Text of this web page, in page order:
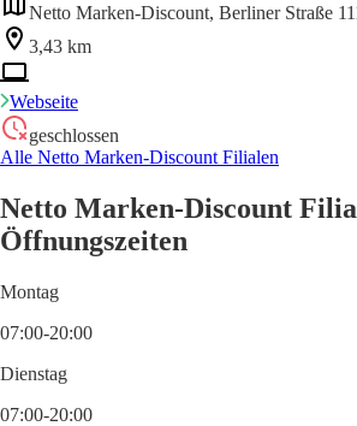
Netto Marken-Discount, Berliner Straße
3,43 km
Webseite
geschlossen
Alle Netto Marken-Discount Filialen
Netto Marken-Discount
Öffnungszeiten
Montag
07:00-20:00
Dienstag
07:00-20:00